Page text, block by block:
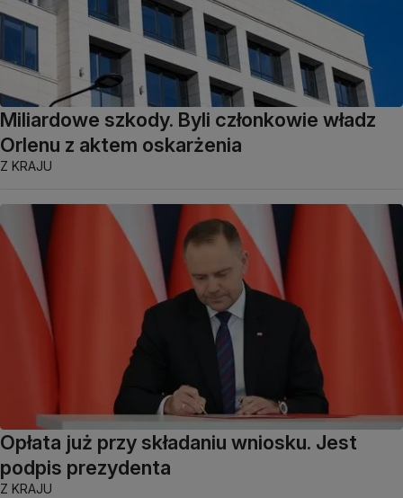
Miliardowe szkody. Byli członkowie władz
Orlenu z aktem oskarżenia
Z KRAJU
Opłata już przy składaniu wniosku. Jest
podpis prezydenta
Z KRAJU